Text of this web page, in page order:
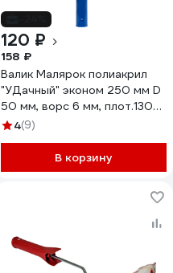
120 ₽
158 ₽
Валик Малярок полиакрил
"УДачный" эконом 250 мм D
50 мм, ворс 6 мм, плот.130
гр/м2, ручка 6 мм шплинт ""
4(9)
В корзину